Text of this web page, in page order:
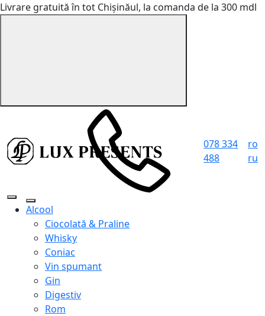
Livrare gratuită în tot Chișinăul, la comanda de la 300 mdl
078 334
488
ro
ru
Alcool
Ciocolată & Praline
Whisky
Coniac
Vin spumant
Gin
Digestiv
Rom